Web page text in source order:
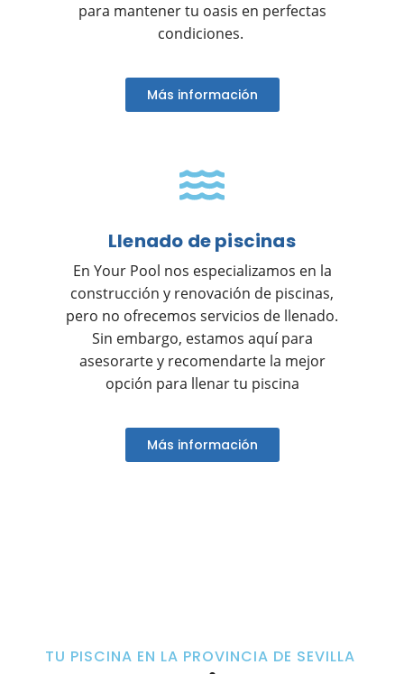
para mantener tu oasis en perfectas
condiciones.
Más información
Llenado de piscinas
En Your Pool nos especializamos en la
construcción y renovación de piscinas,
pero no ofrecemos servicios de llenado.
Sin embargo, estamos aquí para
asesorarte y recomendarte la mejor
opción para llenar tu piscina
Más información
TU PISCINA EN LA PROVINCIA DE SEVILLA